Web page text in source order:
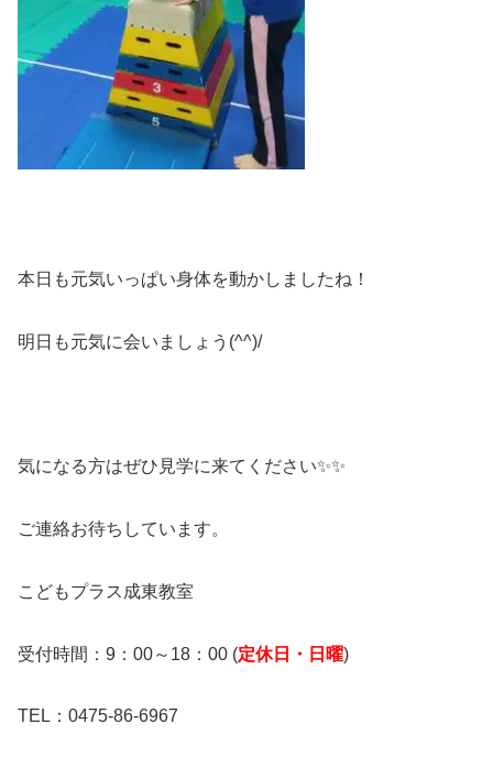
本日も元気いっぱい身体を動かしましたね！
明日も元気に会いましょう(^^)/
気になる方はぜひ見学に来てください✨✨
ご連絡お待ちしています。
こどもプラス成東教室
受付時間：9：00～18：00 (定休日・日曜)
TEL：0475-86-6967